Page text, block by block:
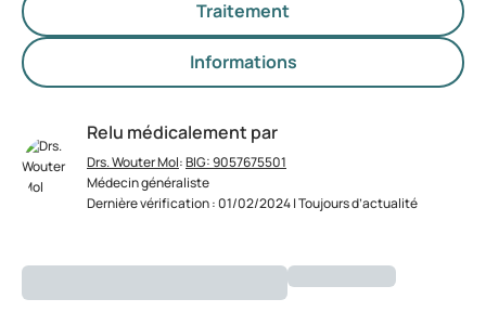
Traitement
Informations
Relu médicalement par
Drs. Wouter Mol:BIG: 9057675501
Médecin généraliste
Dernière vérification : 01/02/2024 | Toujours d’actualité